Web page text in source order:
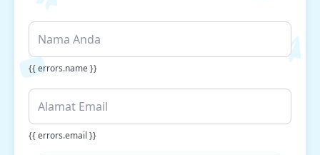
{{ errors.name }}
{{ errors.email }}